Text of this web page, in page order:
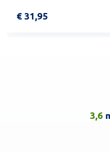
€31,95
3,6